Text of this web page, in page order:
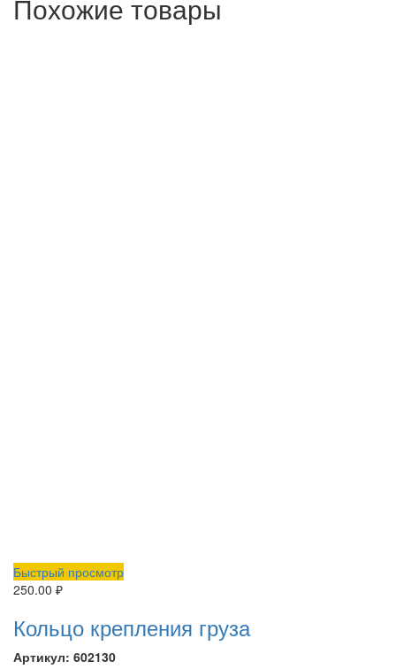
Похожие товары
Быстрый просмотр
250.00 ₽
Кольцо крепления груза
Артикул: 602130